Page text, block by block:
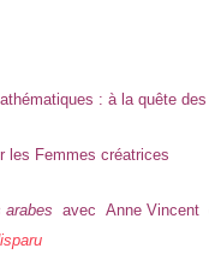
: à la quête
les Femmes créatrices
arabes avec Anne Vincent